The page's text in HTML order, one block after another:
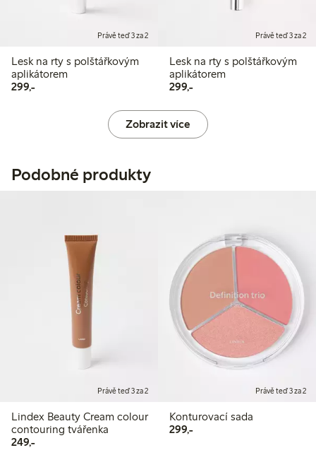
Právě teď 3 za 2
Lesk na rty s polštářkovým
aplikátorem
299,-299,00 Kč
Právě teď 3 za 2
Lesk na rty s polštářkovým
aplikátorem
299,-299,00 Kč
Zobrazit více
Podobné produkty
Právě teď 3 za 2
Lindex Beauty Cream colour
contouring tvářenka
249,-249,00 Kč
Právě teď 3 za 2
Konturovací sada
299,-299,00 Kč